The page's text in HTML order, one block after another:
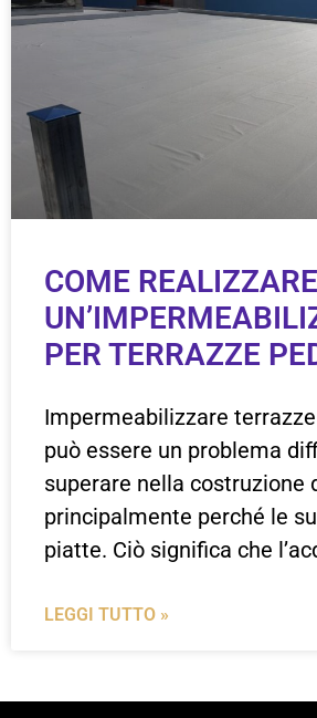
COME REALIZZARE
PER TERRAZZE
Impermeabilizzare
può essere un problema
superare nella costruzione
principalmente perché le
piatte. Ciò significa che
LEGGI TUTTO »